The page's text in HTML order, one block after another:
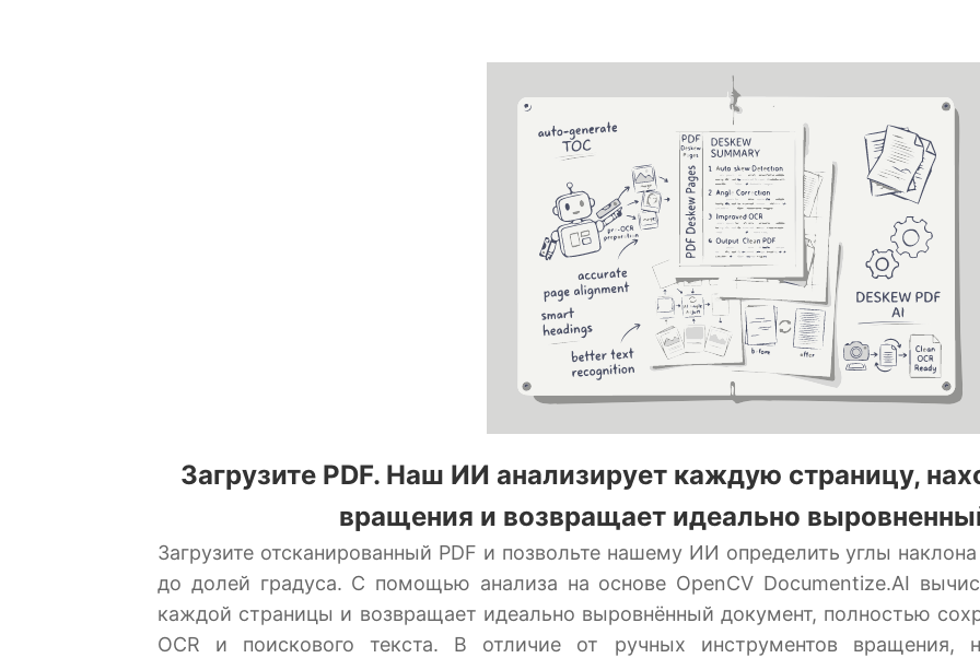
Загрузите PDF. Наш ИИ анализирует каждую страницу,
вращения и возвращает идеально
Загрузите отсканированный PDF и позвольте нашему ИИ определить углы
до долей градуса. С помощью анализа на основе OpenCV Documentize.AI
каждой страницы и возвращает идеально выровнённый документ, полностью
OCR и поискового текста. В отличие от ручных инструментов вращения,